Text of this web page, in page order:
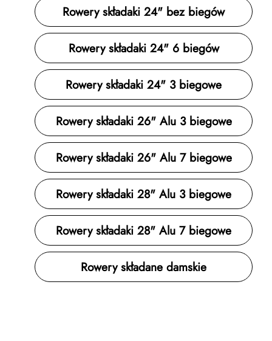
Rowery składaki 24" bez biegów
Rowery składaki 24" 6 biegów
Rowery składaki 24" 3 biegowe
Rowery składaki 26" Alu 3 biegowe
Rowery składaki 26" Alu 7 biegowe
Rowery składaki 28" Alu 3 biegowe
Rowery składaki 28" Alu 7 biegowe
Rowery składane damskie